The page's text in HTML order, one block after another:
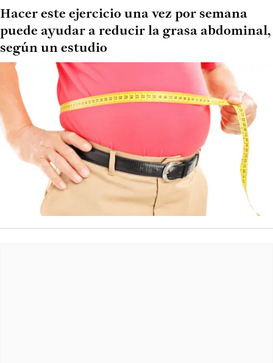
Hacer este ejercicio una vez por semana
puede ayudar a reducir la grasa abdominal,
según un estudio